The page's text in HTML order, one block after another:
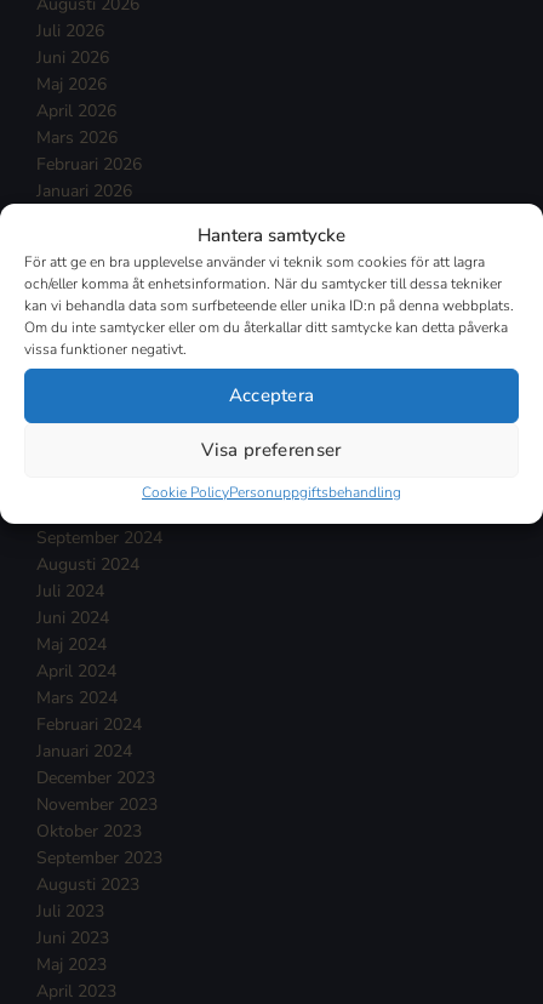
Hantera samtycke
För att ge en bra upplevelse använder vi teknik som cookies för att lagra
och/eller komma åt enhetsinformation. När du samtycker till dessa tekniker
kan vi behandla data som surfbeteende eller unika ID:n på denna webbplats.
Om du inte samtycker eller om du återkallar ditt samtycke kan detta påverka
vissa funktioner negativt.
Acceptera
Visa preferenser
Cookie PolicyPersonuppgiftsbehandling
Juli 2026
Juni 2026
Maj 2026
April 2026
Mars 2026
Februari 2026
Januari 2026
Oktober 2025
September 2025
Augusti 2025
Juli 2025
Januari 2025
November 2024
September 2024
Augusti 2024
Juli 2024
Juni 2024
Maj 2024
April 2024
Mars 2024
Februari 2024
Januari 2024
December 2023
November 2023
Oktober 2023
September 2023
Augusti 2023
Juli 2023
Juni 2023
Maj 2023
April 2023